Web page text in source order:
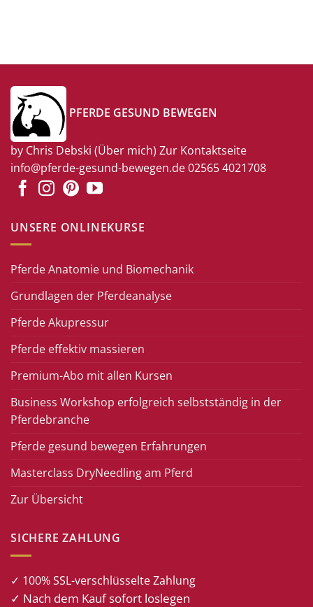
PFERDE GESUND BEWEGEN
by Chris Debski (Über mich) Zur Kontaktseite
info@pferde-gesund-bewegen.de02565 4021708
UNSERE ONLINEKURSE
Pferde Anatomie und Biomechanik
Grundlagen der Pferdeanalyse
Pferde Akupressur
Pferde effektiv massieren
Premium-Abo mit allen Kursen
Business Workshop erfolgreich selbstständig in der
Pferdebranche
Pferde gesund bewegen Erfahrungen
Masterclass DryNeedling am Pferd
Zur Übersicht
SICHERE ZAHLUNG
✓ 100% SSL-verschlüsselte Zahlung
✓ Nach dem Kauf sofort loslegen